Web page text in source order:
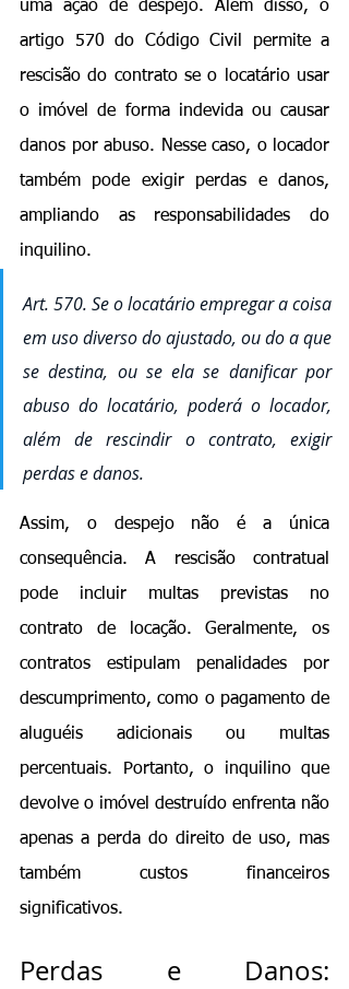
uma ação de despejo. Além disso, o
artigo 570 do Código Civil permite a
rescisão do contrato se o locatário usar
o imóvel de forma indevida ou causar
danos por abuso. Nesse caso, o locador
também pode exigir perdas e danos,
ampliando as responsabilidades do
inquilino.
Art. 570. Se o locatário empregar a coisa
em uso diverso do ajustado, ou do a que
se destina, ou se ela se danificar por
abuso do locatário, poderá o locador,
além de rescindir o contrato, exigir
perdas e danos.
Assim, o despejo não é a única
consequência. A rescisão contratual
pode incluir multas previstas no
contrato de locação. Geralmente, os
contratos estipulam penalidades por
descumprimento, como o pagamento de
aluguéis adicionais ou multas
percentuais. Portanto, o inquilino que
devolve o imóvel destruído enfrenta não
apenas a perda do direito de uso, mas
também custos financeiros
significativos.
Perdas e Danos: